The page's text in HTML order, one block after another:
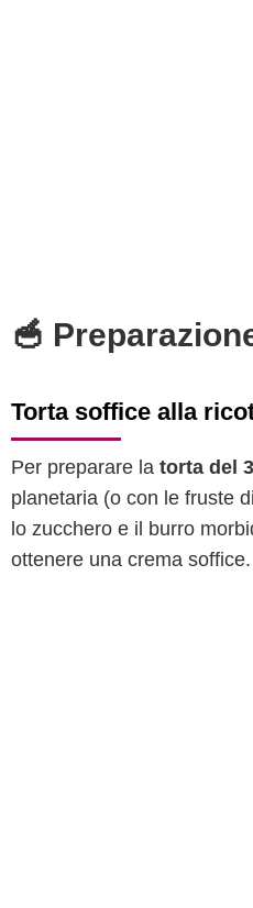
🥣
Torta soffice alla
Per preparare la torta del 3
planetaria (o con le fruste
lo zucchero e il burro
ottenere una crema soffice.